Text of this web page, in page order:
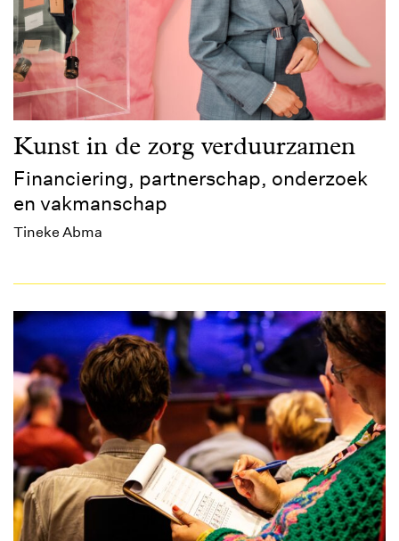
Kunst in de zorg verduurzamen
Financiering, partnerschap, onderzoek
en vakmanschap
Tineke Abma